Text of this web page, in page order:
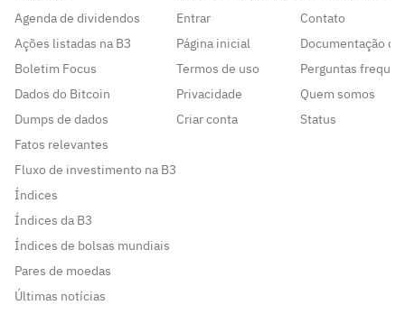
Agenda de dividendos
Ações listadas na B3
Boletim Focus
Dados do Bitcoin
Dumps de dados
Fatos relevantes
Fluxo de investimento na B3
Índices
Índices da B3
Índices de bolsas mundiais
Pares de moedas
Últimas notícias
Entrar
Página inicial
Termos de uso
Privacidade
Criar conta
Contato
Documentação da
Perguntas
Quem somos
Status